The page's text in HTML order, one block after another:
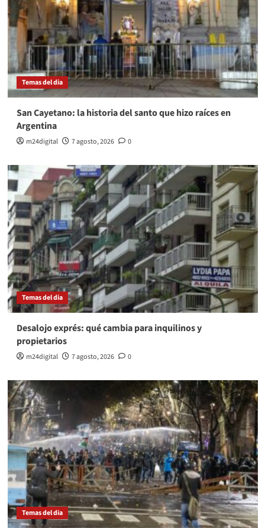
Temas del dia
San Cayetano: la historia del santo que hizo raíces en
Argentina
m24digital 7 agosto, 2026 0
Temas del dia
Desalojo exprés: qué cambia para inquilinos y
propietarios
m24digital 7 agosto, 2026 0
Temas del dia